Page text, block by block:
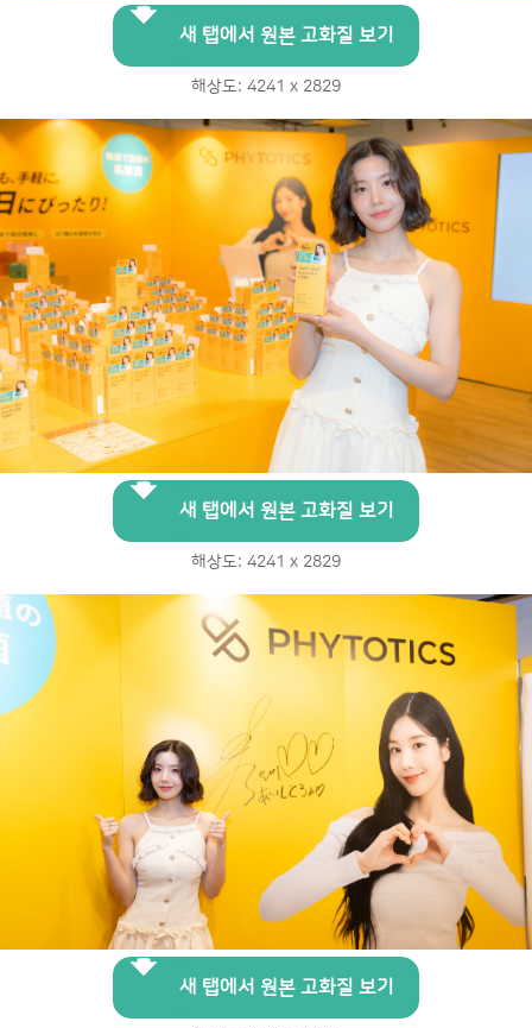
새 탭에서 원본 고화질 보기
해상도: 4241 x 2829
새 탭에서 원본 고화질 보기
해상도: 4241 x 2829
새 탭에서 원본 고화질 보기